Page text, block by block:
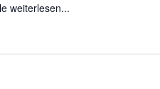
weiterlesen...